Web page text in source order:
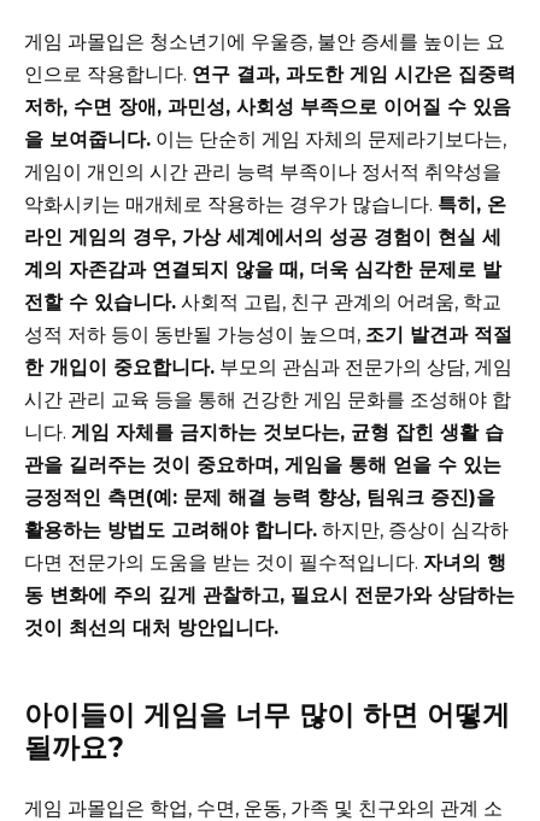
게임 과몰입은 청소년기에 우울증, 불안 증세를 높이는 요
인으로 작용합니다. 연구 결과, 과도한 게임 시간은 집중력
저하, 수면 장애, 과민성, 사회성 부족으로 이어질 수 있음
을 보여줍니다. 이는 단순히 게임 자체의 문제라기보다는,
게임이 개인의 시간 관리 능력 부족이나 정서적 취약성을
악화시키는 매개체로 작용하는 경우가 많습니다. 특히, 온
라인 게임의 경우, 가상 세계에서의 성공 경험이 현실 세
계의 자존감과 연결되지 않을 때, 더욱 심각한 문제로 발
전할 수 있습니다. 사회적 고립, 친구 관계의 어려움, 학교
성적 저하 등이 동반될 가능성이 높으며, 조기 발견과 적절
한 개입이 중요합니다. 부모의 관심과 전문가의 상담, 게임
시간 관리 교육 등을 통해 건강한 게임 문화를 조성해야 합
니다. 게임 자체를 금지하는 것보다는, 균형 잡힌 생활 습
관을 길러주는 것이 중요하며, 게임을 통해 얻을 수 있는
긍정적인 측면(예: 문제 해결 능력 향상, 팀워크 증진)을
활용하는 방법도 고려해야 합니다. 하지만, 증상이 심각하
다면 전문가의 도움을 받는 것이 필수적입니다. 자녀의 행
동 변화에 주의 깊게 관찰하고, 필요시 전문가와 상담하는
것이 최선의 대처 방안입니다.
아이들이 게임을 너무 많이 하면 어떻게
될까요?
게임 과몰입은 학업, 수면, 운동, 가족 및 친구와의 관계 소